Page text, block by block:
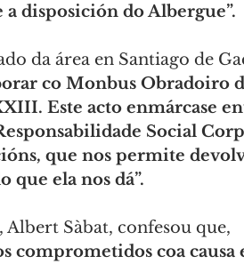
a disposición do Albergue”.
da área en Santiago de
co Monbus Obradoiro
Este acto enmárcase
Social
que nos permite
que ela nos dá”.
Sàbat, confesou que,
comprometidos coa causa